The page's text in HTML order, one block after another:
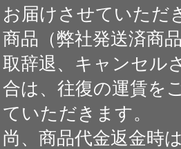
お届けさせていただ
商品（弊社発送済商
取辞退、キャンセル
合は、往復の運賃を
ていただきます。
尚、商品代金返金時